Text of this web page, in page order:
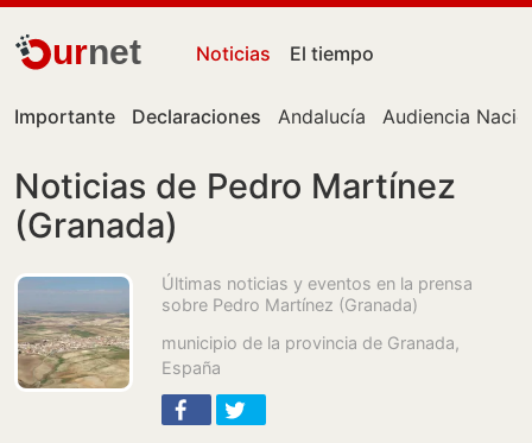
urnet Noticias El tiempo
Importante Declaraciones Andalucía Audiencia
Noticias de Pedro Martínez
(Granada)
Últimas noticias y eventos en la prensa
sobre Pedro Martínez (Granada)
municipio de la provincia de Granada‎,
España